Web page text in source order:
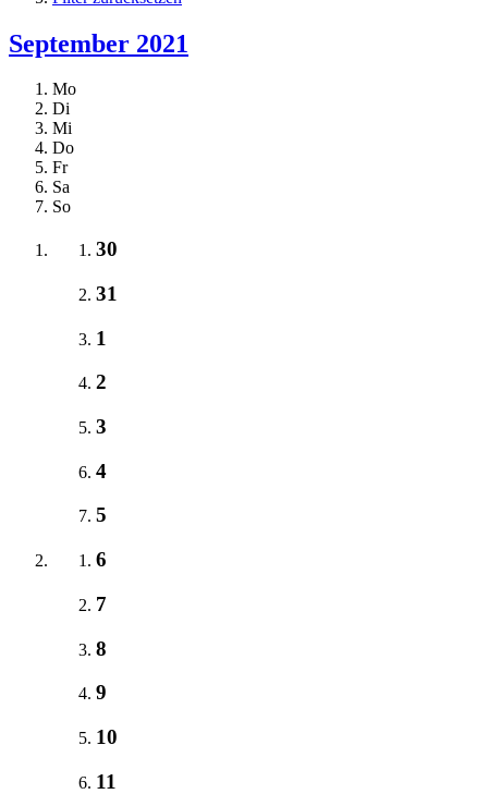
September 2021
Mo
Di
Mi
Do
Fr
Sa
So
30
31
1
2
3
4
5
6
7
8
9
10
11